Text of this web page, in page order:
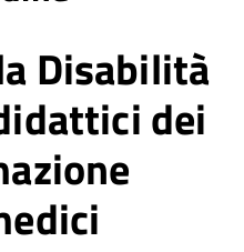
Disabilità
dei